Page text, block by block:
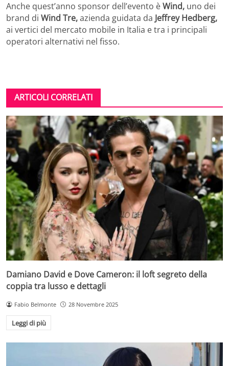
Anche quest’anno sponsor dell’evento èWind, uno dei
brand di Wind Tre,azienda guidata da Jeffrey Hedberg,
ai vertici del mercato mobile in Italia e tra i principali
operatori alternativi nel fisso.
ARTICOLI CORRELATI
Damiano David e Dove Cameron: il loft segreto della
coppia tra lusso e dettagli
Fabio Belmonte 28 Novembre 2025
Leggi di più